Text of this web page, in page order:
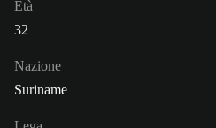
Età
32
Nazione
Suriname